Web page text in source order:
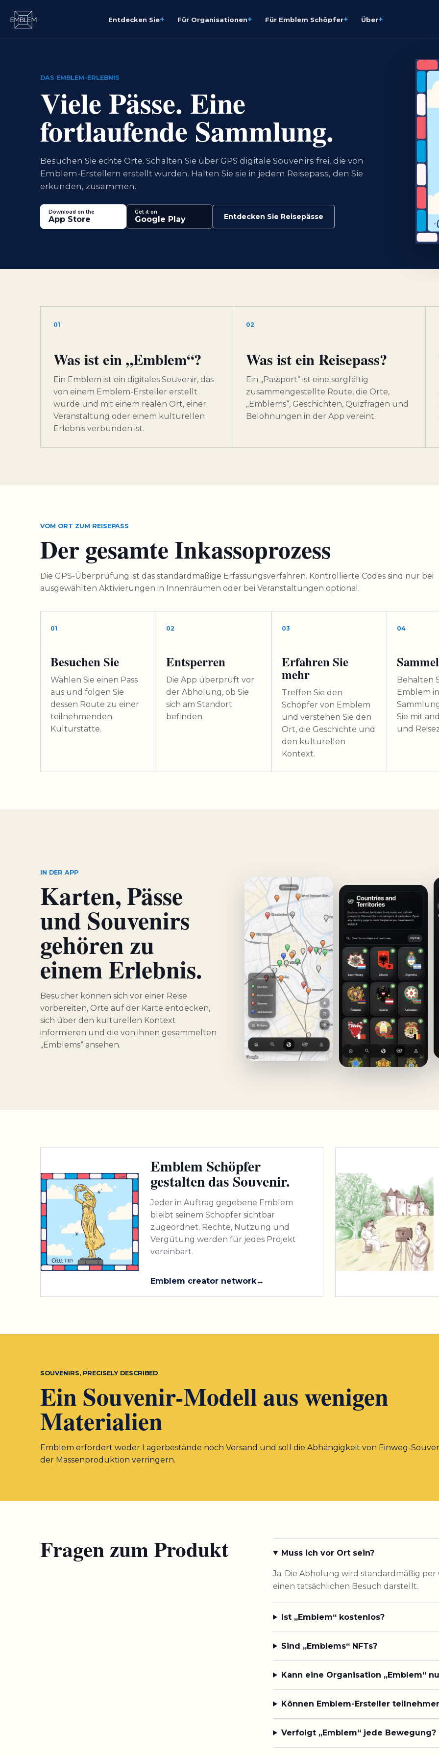
Entdecken Sie+ Für Organisationen+ Für Emblem Schöpfer+ Über+
DAS EMBLEM-ERLEBNIS
Viele Pässe. Eine
fortlaufende Sammlung.
Besuchen Sie echte Orte. Schalten Sie über GPS digitale Souvenirs frei, die von
Emblem-Erstellern erstellt wurden. Halten Sie sie in jedem Reisepass, den Sie
erkunden, zusammen.
Download on the
App Store
Get it on
Google Play Entdecken Sie Reisepässe
01
Was ist ein „Emblem“?
Ein Emblem ist ein digitales Souvenir, das
von einem Emblem-Ersteller erstellt
wurde und mit einem realen Ort, einer
Veranstaltung oder einem kulturellen
Erlebnis verbunden ist.
02
Was ist ein Reisepass?
Ein „Passport“ ist eine sorgfältig
zusammengestellte Route, die Orte,
„Emblems“, Geschichten, Quizfragen und
Belohnungen in der App vereint.
VOM ORT ZUM REISEPASS
Der gesamte Inkassoprozess
Die GPS-Überprüfung ist das standardmäßige Erfassungsverfahren. Kontrollierte Codes sind nur bei
ausgewählten Aktivierungen in Innenräumen oder bei Veranstaltungen optional.
01
Besuchen Sie
Wählen Sie einen Pass
aus und folgen Sie
dessen Route zu einer
teilnehmenden
Kulturstätte.
02
Entsperren
Die App überprüft vor
der Abholung, ob Sie
sich am Standort
befinden.
03
Erfahren Sie
mehr
Treffen Sie den
Schöpfer von Emblem
und verstehen Sie den
Ort, die Geschichte und
den kulturellen
Kontext.
04
Behalten
Emblem
Sie mit
und
IN DER APP
Karten, Pässe
und Souvenirs
gehören zu
einem Erlebnis.
Besucher können sich vor einer Reise
vorbereiten, Orte auf der Karte entdecken,
sich über den kulturellen Kontext
informieren und die von ihnen gesammelten
„Emblems“ ansehen.
Emblem Schöpfer
gestalten das Souvenir.
Jeder in Auftrag gegebene Emblem
bleibt seinem Schöpfer sichtbar
zugeordnet. Rechte, Nutzung und
Vergütung werden für jedes Projekt
vereinbart.
Emblem creator network
SOUVENIRS, PRECISELY DESCRIBED
Ein Souvenir-Modell aus wenigen
Materialien
Emblem erfordert weder Lagerbestände noch Versand und soll die Abhängigkeit von Einweg-
der Massenproduktion verringern.
Fragen zum Produkt Muss ich vor Ort sein?
Ja. Die Abholung wird standardmäßig per
einen tatsächlichen Besuch darstellt.
Ist „Emblem“ kostenlos?
Sind „Emblems“ NFTs?
Kann eine Organisation „Emblem“
Können Emblem-Ersteller
Verfolgt „Emblem“ jede Bewegung?